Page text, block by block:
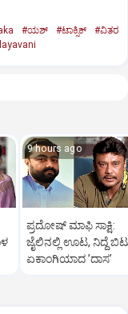
#ಯಶ್‌ #ಟಾಕ್ಸಿಕ್‌
#ವಿತರ
9 hours ago
ಪ್ರದೋಷ್‌ ಮಾಫಿ ಸಾಕ್ಷಿ:
ಜೈಲಿನಲ್ಲಿ ಊಟ, ನಿದ್ದೆ
ಏಕಾಂಗಿಯಾದ ʼದಾಸʼ